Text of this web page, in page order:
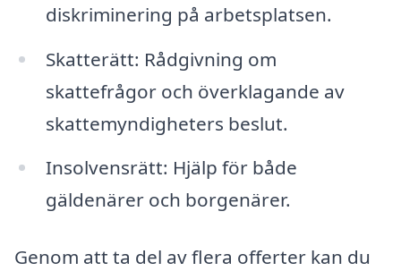
diskriminering på arbetsplatsen.
Skatterätt: Rådgivning om
skattefrågor och överklagande av
skattemyndigheters beslut.
Insolvensrätt: Hjälp för både
gäldenärer och borgenärer.
Genom att ta del av flera offerter kan du